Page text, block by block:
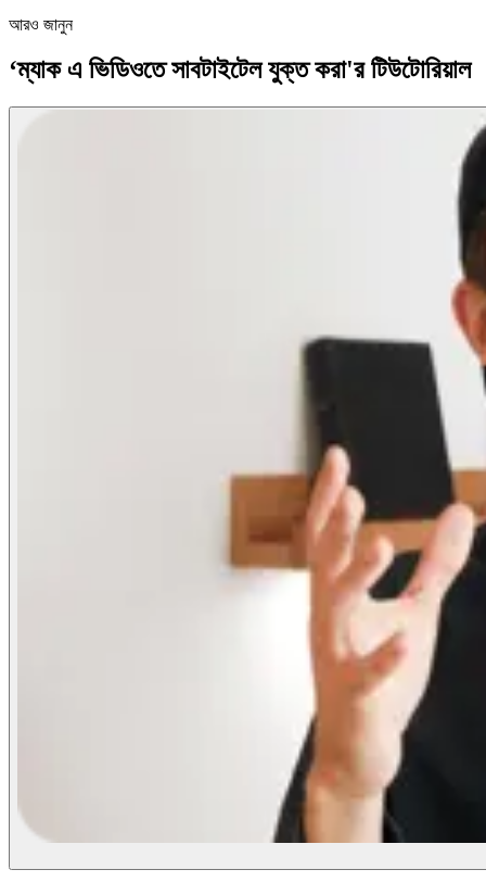
আরও জানুন
‘ম্যাক এ ভিডিওতে সাবটাইটেল যুক্ত করা'র টিউটোরিয়াল